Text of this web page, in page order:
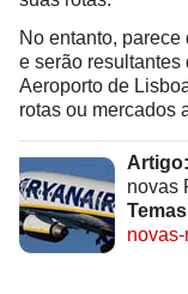
No entanto,
e serão
Aeroporto de
rotas ou mercados
Artigo:
novas